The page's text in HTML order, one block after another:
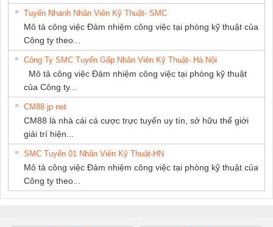
Tuyển Nhanh Nhân Viên Kỹ Thuật- SMC
Mô tả công việc Đảm nhiệm công việc tại phòng kỹ thuật của
Công ty theo...
Công Ty SMC Tuyển Gấp Nhân Viên Kỹ Thuật- Hà Nội
Mô tả công việc Đảm nhiệm công việc tại phòng kỹ thuật
của Công ty...
CM88 jp net
CM88 là nhà cái cá cược trực tuyến uy tín, sở hữu thế giới
giải trí hiện...
SMC Tuyển 01 Nhân Viên Kỹ Thuật-HN
Mô tả công việc Đảm nhiệm công việc tại phòng kỹ thuật của
Công ty theo...